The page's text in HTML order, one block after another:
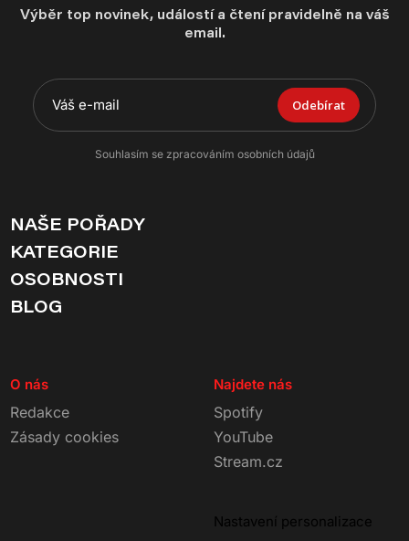
Výběr top novinek, událostí a čtení pravidelně na váš
email.
Odebírat
Souhlasím se zpracováním osobních údajů
NAŠE POŘADY
KATEGORIE
OSOBNOSTI
BLOG
O nás
Redakce
Zásady cookies
Najdete nás
Spotify
YouTube
Stream.cz
Nastavení personalizace